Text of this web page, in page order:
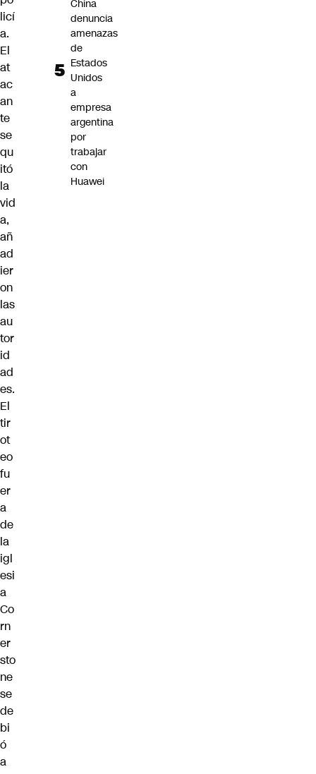
licí
a.
El
at
ac
an
te
se
qu
itó
la
vid
a,
añ
ad
ier
on
las
au
tor
id
ad
es.
El
tir
ot
eo
fu
er
a
de
la
igl
esi
a
Co
rn
er
sto
ne
se
de
bi
ó
a
China
denuncia
amenazas
de
Estados
Unidos
a
empresa
argentina
por
trabajar
con
Huawei